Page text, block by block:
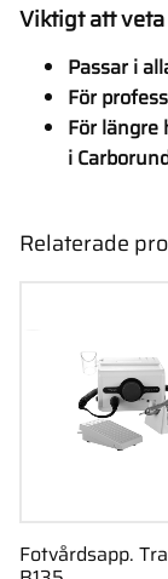
Viktigt att veta
Passar i
För
För
i
Relaterade
Fotvårdsapp.